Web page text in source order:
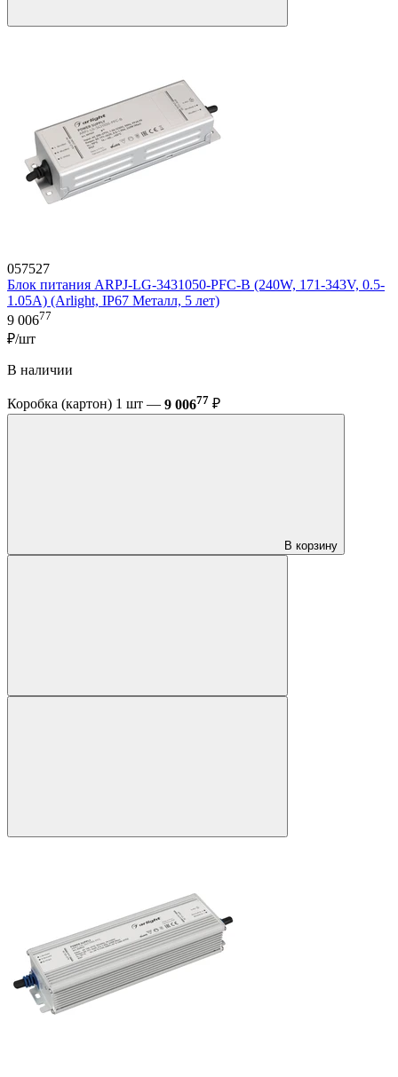
057527
Блок питания ARPJ-LG-3431050-PFC-B (240W, 171-343V, 0.5-
1.05A) (Arlight, IP67 Металл, 5 лет)
9 00677
₽/шт
В наличии
Коробка (картон) 1 шт — 9 00677 ₽
В корзину